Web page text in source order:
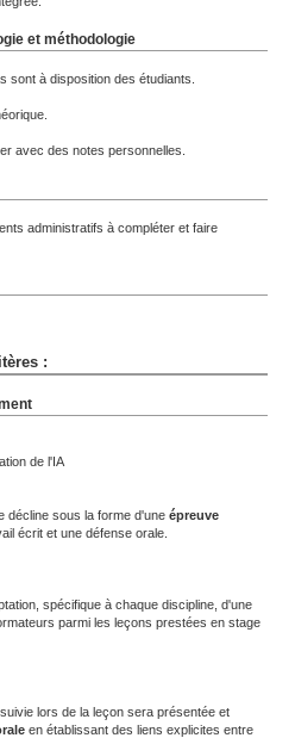
et méthodologie
sont à disposition des étudiants.
avec des notes personnelles.
administratifs à compléter et faire
:
de l'IA
décline sous la forme d'une épreuve
écrit et une défense orale.
spécifique à chaque discipline, d'une
parmi les leçons prestées en stage
lors de la leçon sera présentée et
en établissant des liens explicites entre